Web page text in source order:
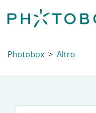
Photobox Altro